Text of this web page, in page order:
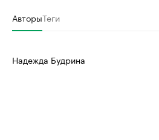
АвторыТеги
Надежда Будрина